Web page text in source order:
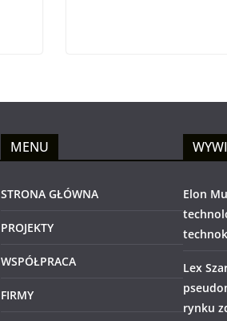
MENU
STRONA GŁÓWNA
PROJEKTY
WSPÓŁPRACA
FIRMY
Elon
Lex
rynku